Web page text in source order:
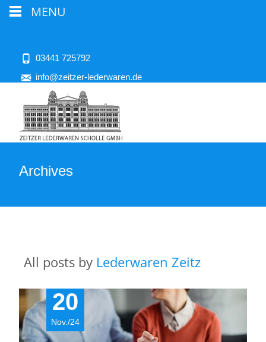
03441 725792
info@zeitzer-lederwaren.de
Archives
All posts by Lederwaren Zeitz
20
Nov./24
MENU